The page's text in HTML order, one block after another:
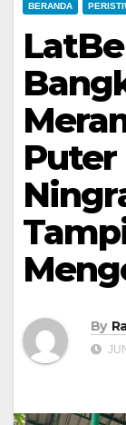
BERANDA
Puter
By